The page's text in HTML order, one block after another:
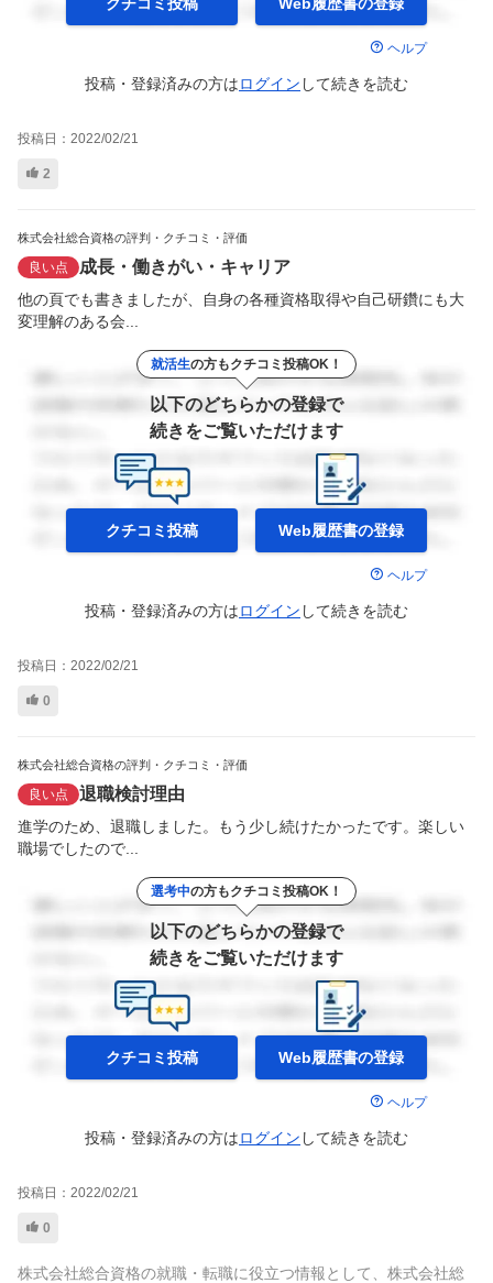
ヘルプ
投稿・登録済みの方はログイン して続きを読む
投稿日： 2022/02/21
2
株式会社総合資格の評判・クチコミ・評価
良い点 成長・働きがい・キャリア
他の頁でも書きましたが、自身の各種資格取得や自己研鑽にも大
変理解のある会...
就活生の方もクチコミ投稿OK！
以下のどちらかの登録で
続きをご覧いただけます
クチコミ投稿 Web履歴書の登録
ヘルプ
投稿・登録済みの方はログイン して続きを読む
投稿日： 2022/02/21
0
株式会社総合資格の評判・クチコミ・評価
良い点 退職検討理由
進学のため、退職しました。もう少し続けたかったです。楽しい
職場でしたので...
選考中の方もクチコミ投稿OK！
以下のどちらかの登録で
続きをご覧いただけます
クチコミ投稿 Web履歴書の登録
ヘルプ
投稿・登録済みの方はログイン して続きを読む
投稿日： 2022/02/21
0
株式会社総合資格の就職・転職に役立つ情報として、株式会社総